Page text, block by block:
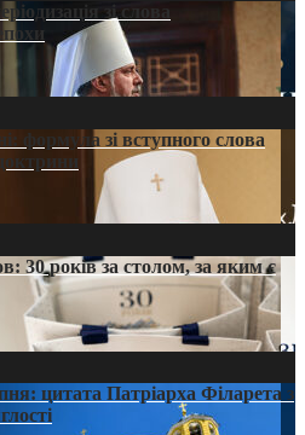
зі слова
формула зі вступного слова
30 років за столом, за яким є
цитата Патріарха Філарета з